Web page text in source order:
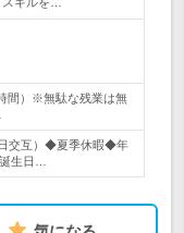
間）※無駄な残業は無
交互）◆夏季休暇◆年
生日…